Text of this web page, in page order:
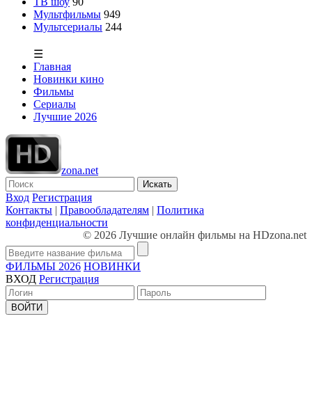
Мультфильмы 949
Мультсериалы 244
☰
Главная
Новинки кино
Фильмы
Сериалы
Лучшие 2026
zona.net
Искать
Вход Регистрация
Контакты | Правообладателям | Политика
конфиденциальности
© 2026 Лучшие онлайн фильмы на HDzona.net
ФИЛЬМЫ 2026 НОВИНКИ
ВХОД Регистрация